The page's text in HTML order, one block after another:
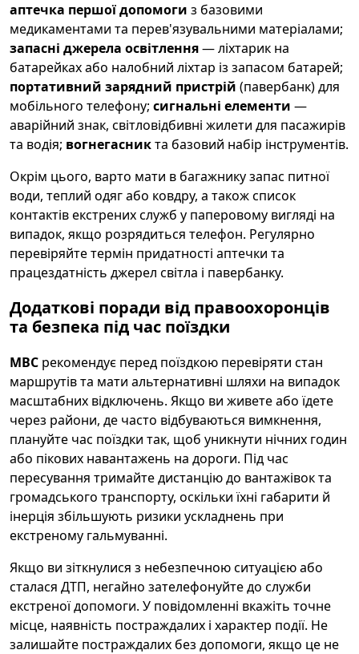
аптечка першої допомоги з базовими
медикаментами та перев'язувальними матеріалами;
запасні джерела освітлення— ліхтарик на
батарейках або налобний ліхтар із запасом батарей;
портативний зарядний пристрій (павербанк) для
мобільного телефону; сигнальні елементи —
аварійний знак, світловідбивні жилети для пасажирів
та водія; вогнегасникта базовий набір інструментів.
Окрім цього, варто мати в багажнику запас питної
води, теплий одяг або ковдру, а також список
контактів екстрених служб у паперовому вигляді на
випадок, якщо розрядиться телефон. Регулярно
перевіряйте термін придатності аптечки та
працездатність джерел світла і павербанку.
Додаткові поради від правоохоронців
та безпека під час поїздки
МВС рекомендує перед поїздкою перевіряти стан
маршрутів та мати альтернативні шляхи на випадок
масштабних відключень. Якщо ви живете або їдете
через райони, де часто відбуваються вимкнення,
плануйте час поїздки так, щоб уникнути нічних годин
або пікових навантажень на дороги. Під час
пересування тримайте дистанцію до вантажівок та
громадського транспорту, оскільки їхні габарити й
інерція збільшують ризики ускладнень при
екстреному гальмуванні.
Якщо ви зіткнулися з небезпечною ситуацією або
сталася ДТП, негайно зателефонуйте до служби
екстреної допомоги. У повідомленні вкажіть точне
місце, наявність постраждалих і характер події. Не
залишайте постраждалих без допомоги, якщо це не